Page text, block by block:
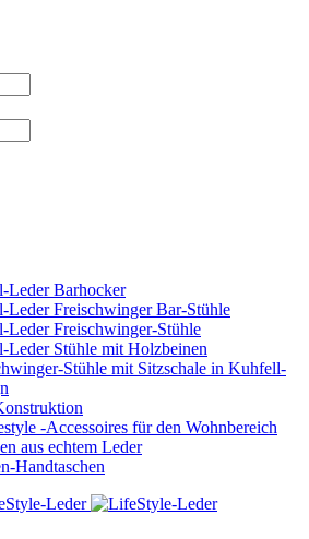
Leder Barhocker
Leder Freischwinger Bar-Stühle
Leder Freischwinger-Stühle
Leder Stühle mit Holzbeinen
Stühle mit Sitzschale in Kuhfell-
-Accessoires für den Wohnbereich
aus echtem Leder
Handtaschen